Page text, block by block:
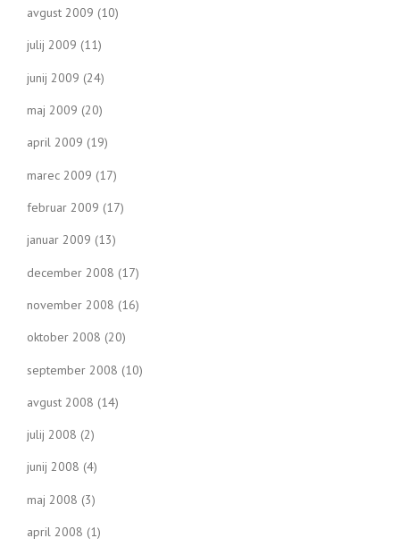
avgust 2009 (10)
julij 2009 (11)
junij 2009 (24)
maj 2009 (20)
april 2009 (19)
marec 2009 (17)
februar 2009 (17)
januar 2009 (13)
december 2008 (17)
november 2008 (16)
oktober 2008 (20)
september 2008 (10)
avgust 2008 (14)
julij 2008 (2)
junij 2008 (4)
maj 2008 (3)
april 2008 (1)